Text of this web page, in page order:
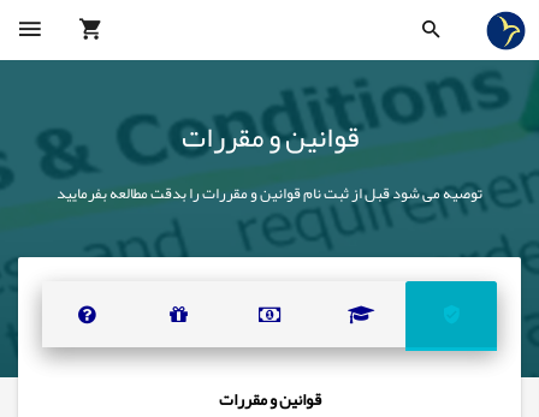
قوانین و مقررات
توصیه می شود قبل از ثبت نام قوانین و مقررات را بدقت مطالعه بفرمایید
قوانین و مقررات